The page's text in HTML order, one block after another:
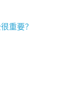
重要？